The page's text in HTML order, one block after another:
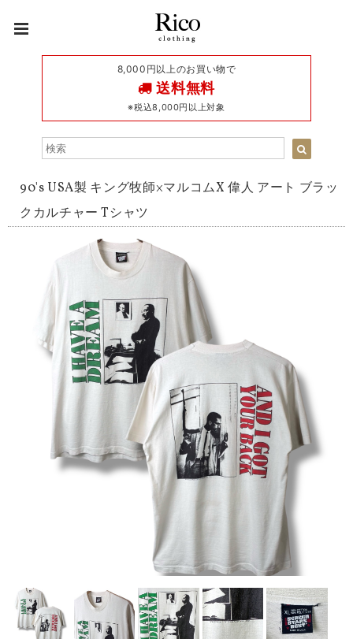
8,000円以上のお買い物で
送料無料
※税込8,000円以上対象
90's USA製 キング牧師×マルコムX 偉人 アート ブラッ
クカルチャー Tシャツ